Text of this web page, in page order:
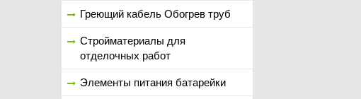
Греющий кабель Обогрев труб
Стройматериалы для
отделочных работ
Элементы питания батарейки